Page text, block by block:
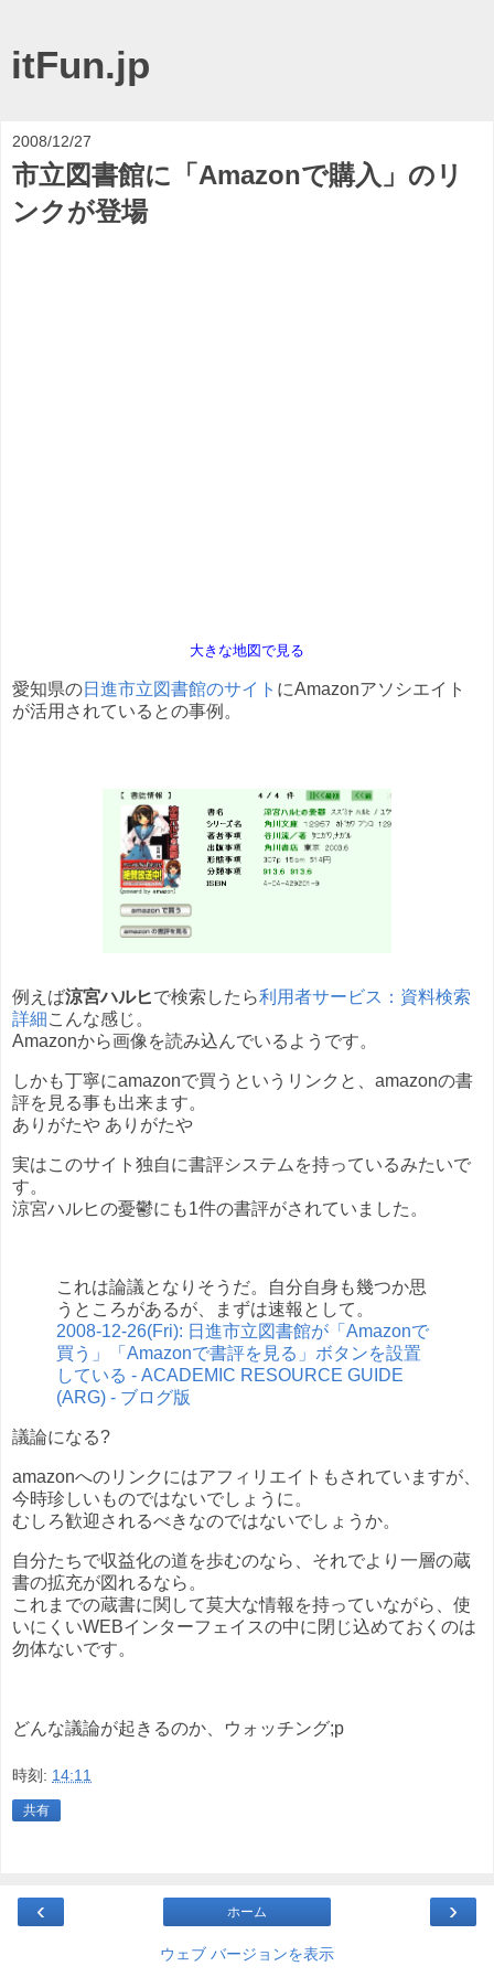
itFun.jp
2008/12/27
市立図書館に「Amazonで購入」のリ
ンクが登場
大きな地図で見る
愛知県の日進市立図書館のサイト にAmazonアソシエイト
が活用されているとの事例。
例えば涼宮ハルヒで検索したら利用者サービス：資料検索
詳細こんな感じ。
Amazonから画像を読み込んでいるようです。
しかも丁寧にamazonで買うというリンクと、amazonの書
評を見る事も出来ます。
ありがたや ありがたや
実はこのサイト独自に書評システムを持っているみたいで
す。
涼宮ハルヒの憂鬱にも1件の書評がされていました。
これは論議となりそうだ。自分自身も幾つか思
うところがあるが、まずは速報として。
2008-12-26(Fri): 日進市立図書館が「Amazonで
買う」「Amazonで書評を見る」ボタンを設置
している - ACADEMIC RESOURCE GUIDE
(ARG) - ブログ版
議論になる?
amazonへのリンクにはアフィリエイトもされていますが、
今時珍しいものではないでしょうに。
むしろ歓迎されるべきなのではないでしょうか。
自分たちで収益化の道を歩むのなら、それでより一層の蔵
書の拡充が図れるなら。
これまでの蔵書に関して莫大な情報を持っていながら、使
いにくいWEBインターフェイスの中に閉じ込めておくのは
勿体ないです。
どんな議論が起きるのか、ウォッチング;p
時刻: 14:11
共有
‹ ›
ホーム
ウェブ バージョンを表示